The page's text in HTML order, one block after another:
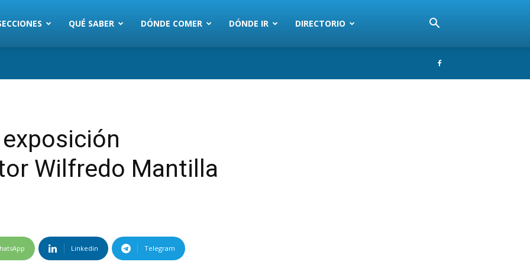
QUÉ SABER DÓNDE COMER DÓNDE IR DIRECTORIO
exposición
Wilfredo Mantilla
Linkedin Telegram